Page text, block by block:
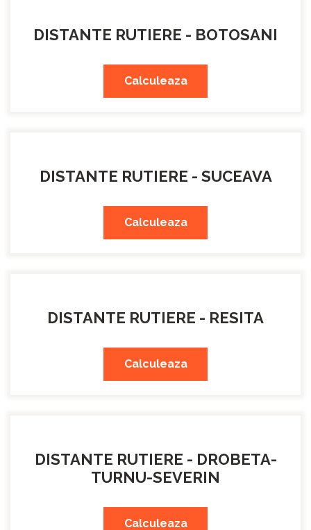
DISTANTE RUTIERE - BOTOSANI
Calculeaza
DISTANTE RUTIERE - SUCEAVA
Calculeaza
DISTANTE RUTIERE - RESITA
Calculeaza
DISTANTE RUTIERE - DROBETA-
TURNU-SEVERIN
Calculeaza